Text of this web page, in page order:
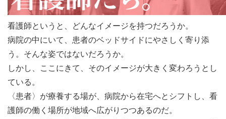
看護師というと、どんなイメージを持つだろうか。
病院の中にいて、患者のベッドサイドにやさしく寄り添
う。そんな姿ではないだろうか。
しかし、ここにきて、そのイメージが大きく変わろうとし
ている。
〈患者〉が療養する場が、病院から在宅へとシフトし、看
護師の働く場所が地域へ広がりつつあるのだ。